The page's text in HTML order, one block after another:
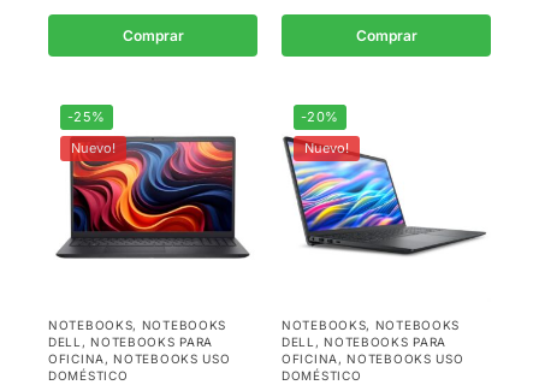
Comprar Comprar
-25%
Nuevo!
NOTEBOOKS, NOTEBOOKS
DELL ,NOTEBOOKS PARA
OFICINA ,NOTEBOOKS USO
DOMÉSTICO
-20%
Nuevo!
NOTEBOOKS, NOTEBOOKS
DELL ,NOTEBOOKS PARA
OFICINA ,NOTEBOOKS USO
DOMÉSTICO